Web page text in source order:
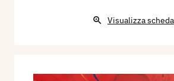
Visualizza scheda